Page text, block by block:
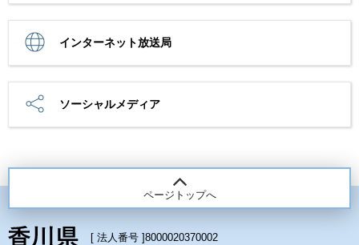
インターネット放送局
ソーシャルメディア
ページトップへ
[ 法人番号 ]8000020370002